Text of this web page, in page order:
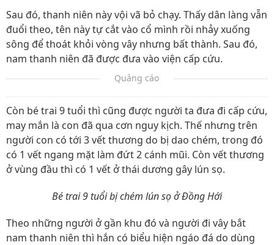
Sau đó, thanh niên này vội vã bỏ chạy. Thấy dân làng vẫn
đuổi theo, tên này tự cắt vào cổ mình rồi nhảy xuống
sông để thoát khỏi vòng vây nhưng bất thành. Sau đó,
nam thanh niên đã được đưa vào viện cấp cứu.
Quảng cáo
Còn bé trai 9 tuổi thì cũng được người ta đưa đi cấp cứu,
may mắn là con đã qua cơn nguy kịch. Thế nhưng trên
người con có tới 3 vết thương do bị dao chém, trong đó
có 1 vết ngang mặt làm đứt 2 cánh mũi. Còn vết thương
ở vùng đầu thì có 1 vết ở thái dương gây lún sọ.
Bé trai 9 tuổi bị chém lún sọ ở Đồng Hới
Theo những người ở gần khu đó và người đi vây bắt
nam thanh niên thì hắn có biểu hiện ngáo đá do dùng